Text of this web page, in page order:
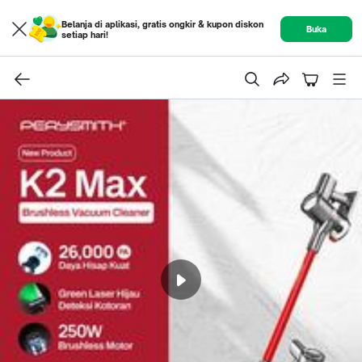
Belanja di aplikasi, gratis ongkir & kupon diskon
setiap hari!
Buka